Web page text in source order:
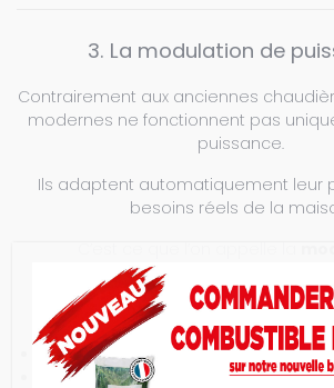
3. La modulation de
Contrairement aux anciennes
modernes ne fonctionnent pas
puissance.
Ils adaptent automatiquement leur
besoins réels de la
Une chaudière capable de moduler
puissance :
consomme moins ;
réduit les